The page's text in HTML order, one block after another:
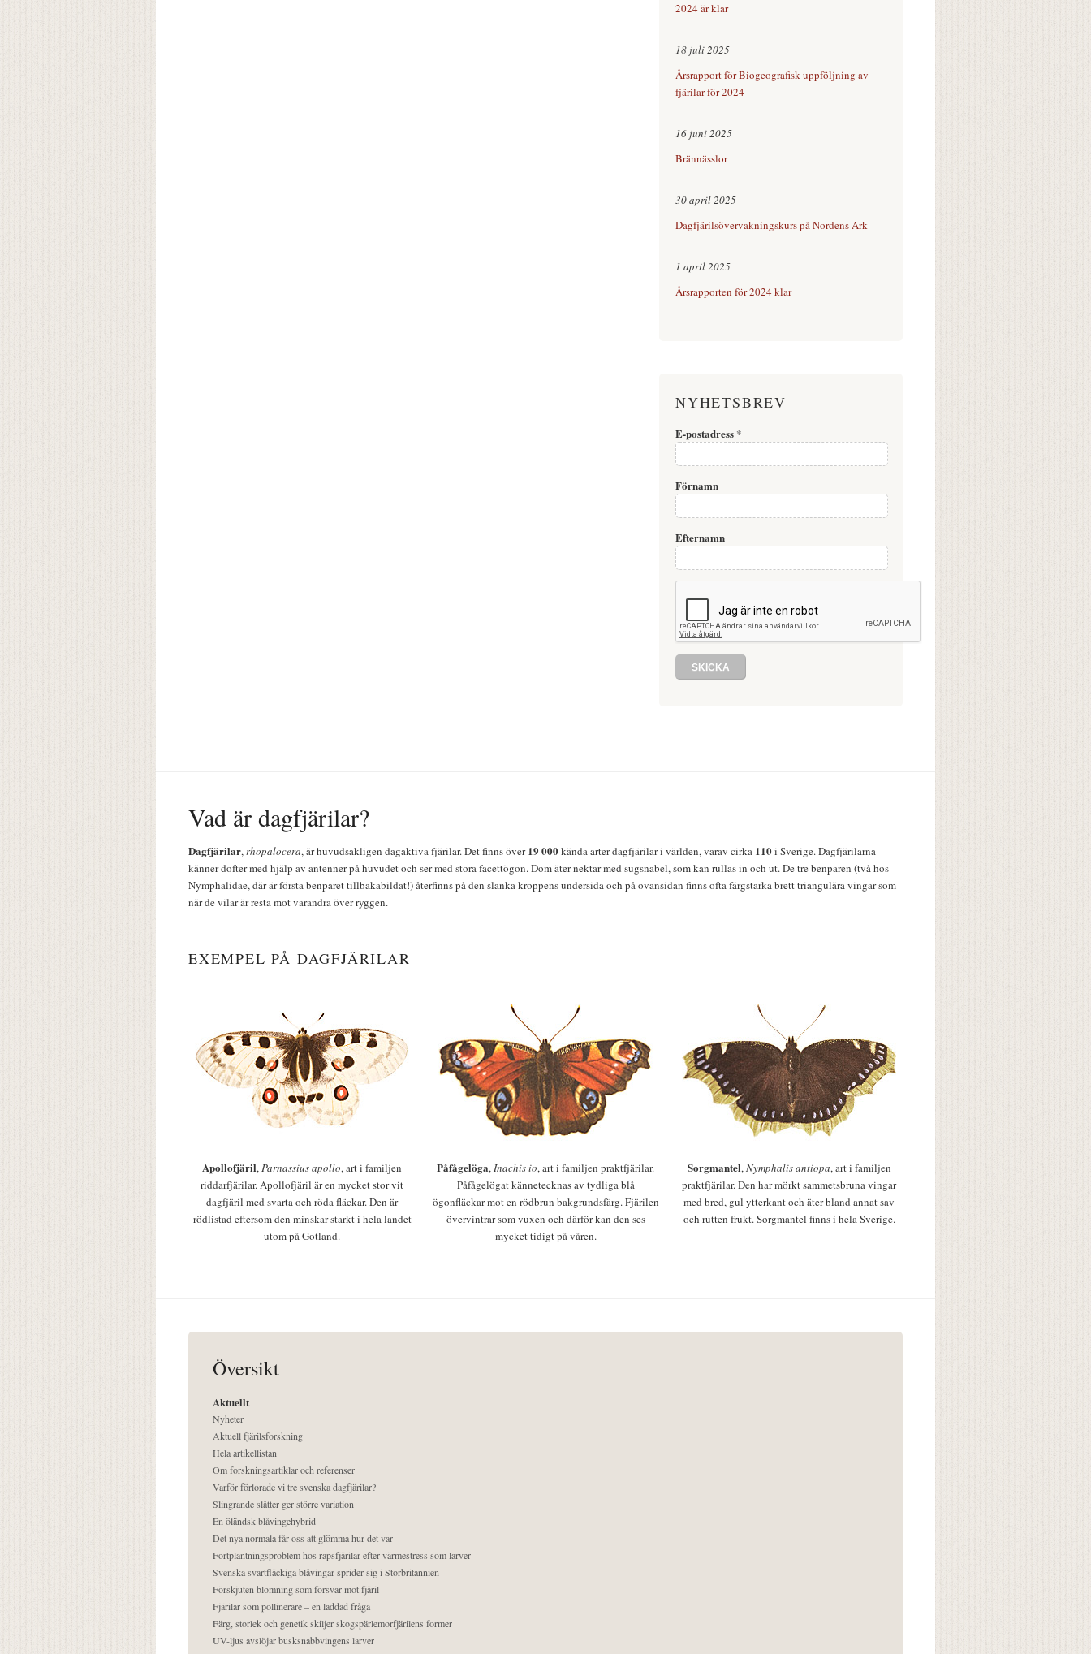
2024 är klar
18 juli 2025
Årsrapport för Biogeografisk uppföljning av
fjärilar för 2024
16 juni 2025
Brännässlor
30 april 2025
Dagfjärilsövervakningskurs på Nordens Ark
1 april 2025
Årsrapporten för 2024 klar
NYHETSBREV
E-postadress *
Förnamn
Efternamn
Vad är dagfjärilar?
Dagfjärilar,rhopalocera, är huvudsakligen dagaktiva fjärilar. Det finns över19 000kända arter dagfjärilar i världen, varav cirka 110i Sverige. Dagfjärilarna
känner dofter med hjälp av antenner på huvudet och ser med stora facettögon. Dom äter nektar med sugsnabel, som kan rullas in och ut. De tre benparen (två hos
Nymphalidae, där är första benparet tillbakabildat!) återfinns på den slanka kroppens undersida och på ovansidan finns ofta färgstarka brett triangulära vingar som
när de vilar är resta mot varandra över ryggen.
EXEMPEL PÅ DAGFJÄRILAR
Apollofjäril,Parnassius apollo, art i familjen
riddarfjärilar. Apollofjäril är en mycket stor vit
dagfjäril med svarta och röda fläckar. Den är
rödlistad eftersom den minskar starkt i hela landet
utom på Gotland.
Påfågelöga,Inachis io, art i familjen praktfjärilar.
Påfågelögat kännetecknas av tydliga blå
ögonfläckar mot en rödbrun bakgrundsfärg. Fjärilen
övervintrar som vuxen och därför kan den ses
mycket tidigt på våren.
Sorgmantel,Nymphalis antiopa, art i familjen
praktfjärilar. Den har mörkt sammetsbruna vingar
med bred, gul ytterkant och äter bland annat sav
och rutten frukt. Sorgmantel finns i hela Sverige.
Översikt
Aktuellt
Nyheter
Aktuell fjärilsforskning
Hela artikellistan
Om forskningsartiklar och referenser
Varför förlorade vi tre svenska dagfjärilar?
Slingrande slåtter ger större variation
En öländsk blåvingehybrid
Det nya normala får oss att glömma hur det var
Fortplantningsproblem hos rapsfjärilar efter värmestress som larver
Svenska svartfläckiga blåvingar sprider sig i Storbritannien
Förskjuten blomning som försvar mot fjäril
Fjärilar som pollinerare – en laddad fråga
Färg, storlek och genetik skiljer skogspärlemorfjärilens former
UV-ljus avslöjar busksnabbvingens larver